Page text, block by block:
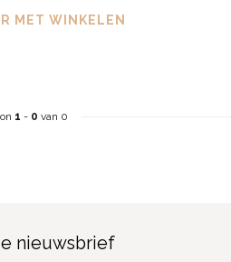
MET WINKELEN
1 - 0 van 0
nieuwsbrief